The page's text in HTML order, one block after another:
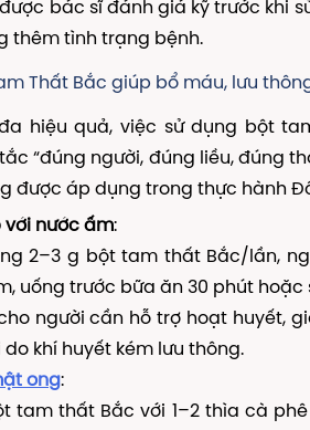
bác sĩ đánh giá kỹ trước khi
thêm tình trạng bệnh.
Thất Bắc giúp bổ máu, lưu
hiệu quả, việc sử dụng bột
“đúng người, đúng liều, đúng
được áp dụng trong thực hành
với nước ấm:
2–3 g bột tam thất Bắc/lần,
uống trước bữa ăn 30 phút hoặc
người cần hỗ trợ hoạt huyết,
do khí huyết kém lưu thông.
ong:
tam thất Bắc với 1–2 thìa cà